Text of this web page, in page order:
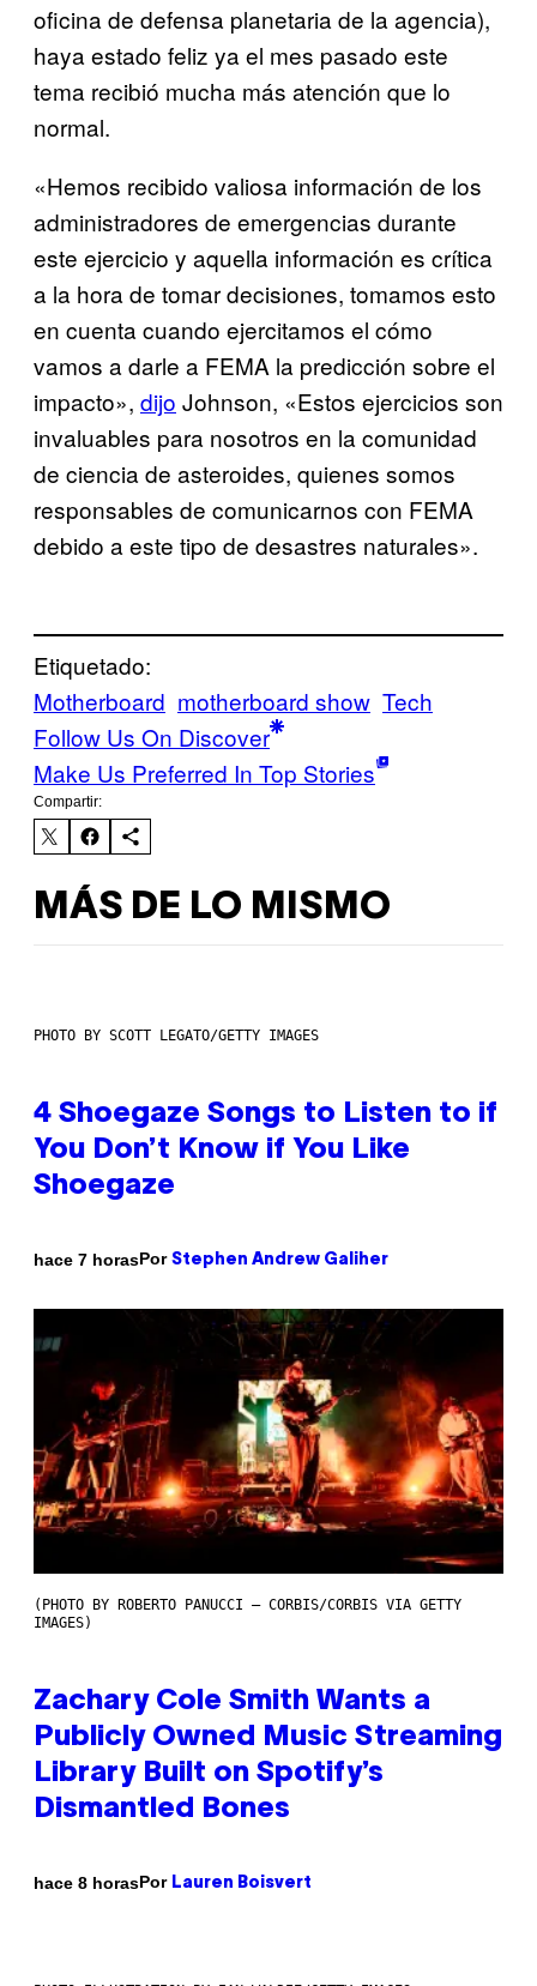
oficina de defensa planetaria de la agencia),
haya estado feliz ya el mes pasado este
tema recibió mucha más atención que lo
normal.
«Hemos recibido valiosa información de los
administradores de emergencias durante
este ejercicio y aquella información es crítica
a la hora de tomar decisiones, tomamos esto
en cuenta cuando ejercitamos el cómo
vamos a darle a FEMA la predicción sobre el
impacto», dijo Johnson, «Estos ejercicios son
invaluables para nosotros en la comunidad
de ciencia de asteroides, quienes somos
responsables de comunicarnos con FEMA
debido a este tipo de desastres naturales».
Etiquetado:
Motherboard motherboard show Tech
Follow Us On Discover
Make Us Preferred In Top Stories
Compartir:
MÁS DE LO MISMO
PHOTO BY SCOTT LEGATO/GETTY IMAGES
4 Shoegaze Songs to Listen to if
You Don’t Know if You Like
Shoegaze
hace 7 horasPor Stephen Andrew Galiher
(PHOTO BY ROBERTO PANUCCI – CORBIS/CORBIS VIA GETTY
IMAGES)
Zachary Cole Smith Wants a
Publicly Owned Music Streaming
Library Built on Spotify’s
Dismantled Bones
hace 8 horasPor Lauren Boisvert